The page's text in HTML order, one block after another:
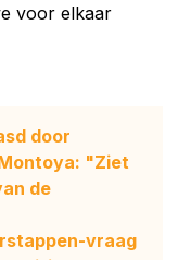
voor elkaar
door
"Ziet
de
vraag